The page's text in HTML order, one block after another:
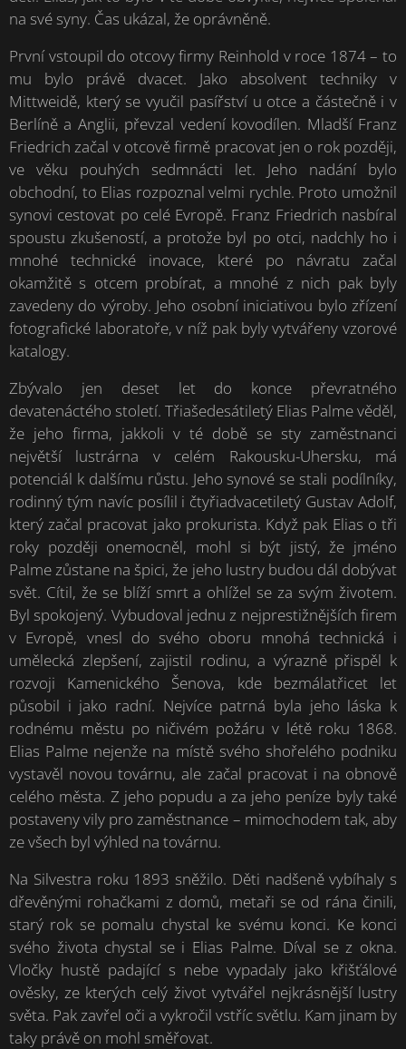
na své syny. Čas ukázal, že oprávněně.
První vstoupil do otcovy firmy Reinhold v roce 1874 – to
mu bylo právě dvacet. Jako absolvent techniky v
Mittweidě, který se vyučil pasířství u otce a částečně i v
Berlíně a Anglii, převzal vedení kovodílen. Mladší Franz
Friedrich začal v otcově firmě pracovat jen o rok později,
ve věku pouhých sedmnácti let. Jeho nadání bylo
obchodní, to Elias rozpoznal velmi rychle. Proto umožnil
synovi cestovat po celé Evropě. Franz Friedrich nasbíral
spoustu zkušeností, a protože byl po otci, nadchly ho i
mnohé technické inovace, které po návratu začal
okamžitě s otcem probírat, a mnohé z nich pak byly
zavedeny do výroby. Jeho osobní iniciativou bylo zřízení
fotografické laboratoře, v níž pak byly vytvářeny vzorové
katalogy.
Zbývalo jen deset let do konce převratného
devatenáctého století. Třiašedesátiletý Elias Palme věděl,
že jeho firma, jakkoli v té době se sty zaměstnanci
největší lustrárna v celém Rakousku-Uhersku, má
potenciál k dalšímu růstu. Jeho synové se stali podílníky,
rodinný tým navíc posílil i čtyřiadvacetiletý Gustav Adolf,
který začal pracovat jako prokurista. Když pak Elias o tři
roky později onemocněl, mohl si být jistý, že jméno
Palme zůstane na špici, že jeho lustry budou dál dobývat
svět. Cítil, že se blíží smrt a ohlížel se za svým životem.
Byl spokojený. Vybudoval jednu z nejprestižnějších firem
v Evropě, vnesl do svého oboru mnohá technická i
umělecká zlepšení, zajistil rodinu, a výrazně přispěl k
rozvoji Kamenického Šenova, kde bezmálatřicet let
působil i jako radní. Nejvíce patrná byla jeho láska k
rodnému městu po ničivém požáru v létě roku 1868.
Elias Palme nejenže na místě svého shořelého podniku
vystavěl novou továrnu, ale začal pracovat i na obnově
celého města. Z jeho popudu a za jeho peníze byly také
postaveny vily pro zaměstnance – mimochodem tak, aby
ze všech byl výhled na továrnu.
Na Silvestra roku 1893 sněžilo. Děti nadšeně vybíhaly s
dřevěnými rohačkami z domů, metaři se od rána činili,
starý rok se pomalu chystal ke svému konci. Ke konci
svého života chystal se i Elias Palme. Díval se z okna.
Vločky hustě padající s nebe vypadaly jako křišťálové
ověsky, ze kterých celý život vytvářel nejkrásnější lustry
světa. Pak zavřel oči a vykročil vstříc světlu. Kam jinam by
taky právě on mohl směřovat.